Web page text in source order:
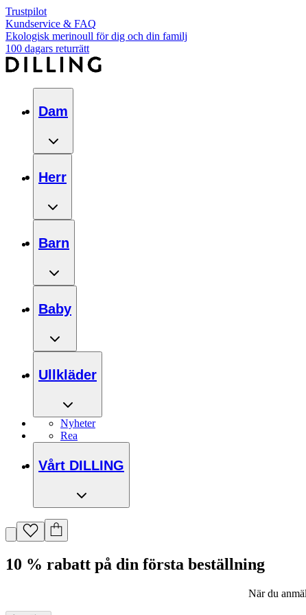
Trustpilot
Kundservice & FAQ
Ekologisk merinoull för dig och din familj
100 dagars returrätt
Dam
Herr
Barn
Baby
Ullkläder
Nyheter
Rea
Vårt DILLING
10 % rabatt på din första beställning
När du